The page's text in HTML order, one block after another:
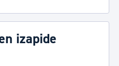
izapide